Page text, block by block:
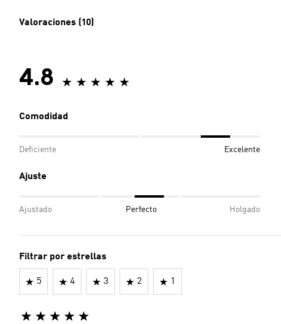
Valoraciones (10)
4.8
Comodidad
Deficiente Excelente
Ajuste
Ajustado Perfecto Holgado
Filtrar por estrellas
5 4 3 2 1